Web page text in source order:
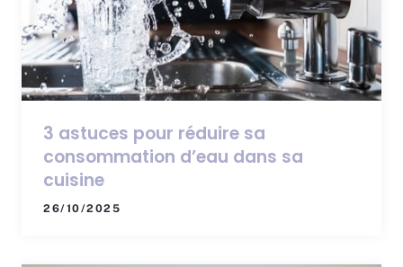
3 astuces pour réduire sa
consommation d’eau dans sa
cuisine
26/10/2025